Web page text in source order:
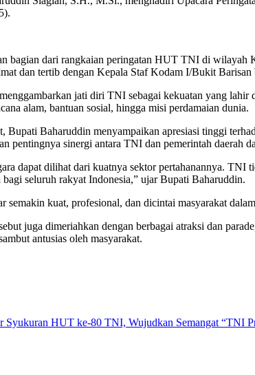
bagian dari rangkaian peringatan HUT TNI di
dan tertib dengan Kepala Staf Kodam I/Bukit
jati diri TNI sebagai kekuatan yang
alam, bantuan sosial, hingga misi perdamaian dunia.
Bupati Baharuddin menyampaikan apresiasi tinggi
pentingnya sinergi antara TNI dan pemerintah daerah
dapat dilihat dari kuatnya sektor pertahanannya.
bagi seluruh rakyat Indonesia,” ujar Bupati Baharuddin.
semakin kuat, profesional, dan dicintai masyarakat
juga dimeriahkan dengan berbagai atraksi dan
antusias oleh masyarakat.
HUT ke-80 TNI, Wujudkan Semangat “TNI